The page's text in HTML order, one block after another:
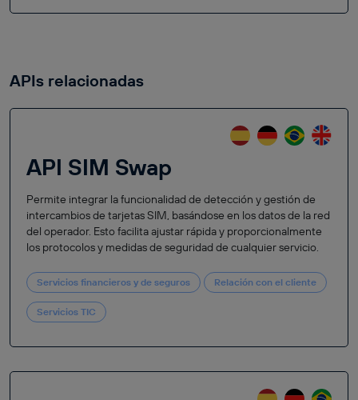
APIs relacionadas
API SIM Swap
Permite integrar la funcionalidad de detección y gestión de
intercambios de tarjetas SIM, basándose en los datos de la red
del operador. Esto facilita ajustar rápida y proporcionalmente
los protocolos y medidas de seguridad de cualquier servicio.
Servicios financieros y de seguros Relación con el cliente
Servicios TIC